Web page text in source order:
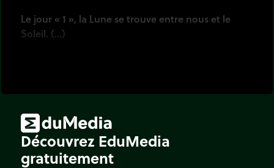
Le jour « 1 », la Lune se trouve entre nous et le
Soleil. (…)
De plus, sur Terre, il fait jour. Le ciel est illuminé par
le Soleil.
Découvrez EduMedia
gratuitement